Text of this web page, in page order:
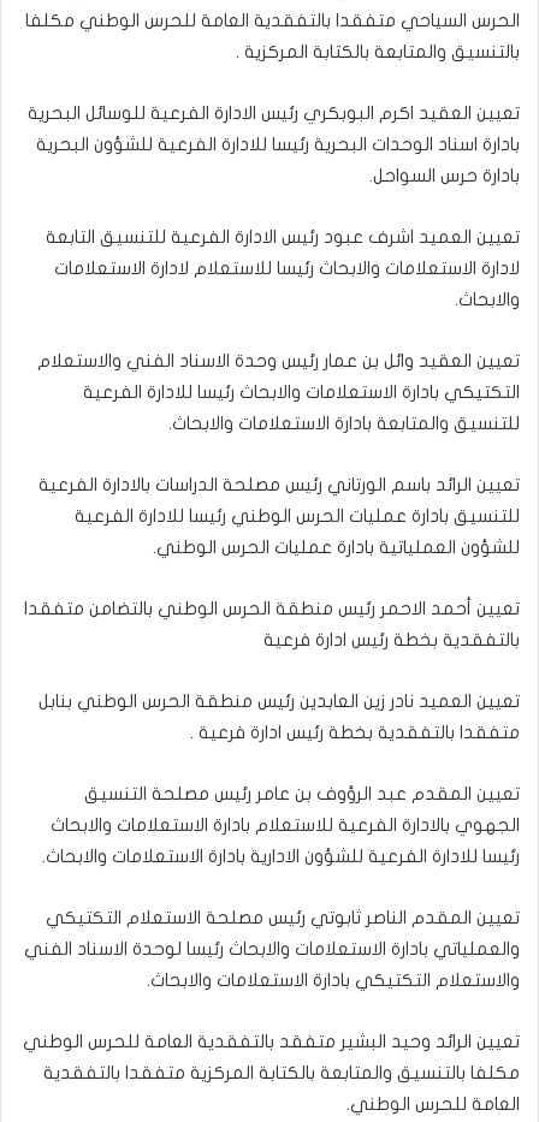
الحرس السياحي متفقدا بالتفقدية العامة للحرس الوطني مكلفا
بالتنسيق والمتابعة بالكتابة المركزية .
تعيين العقيد اكرم البوبكري رئيس الادارة الفرعية للوسائل البحرية
بادارة اسناد الوحدات البحرية رئيسا للادارة الفرعية للشؤون البحرية
بادارة حرس السواحل.
تعيين العميد اشرف عبود رئيس الادارة الفرعية للتنسيق التابعة
لادارة الاستعلامات والابحاث رئيسا للاستعلام لادارة الاستعلامات
والابحاث.
تعيين العقيد وائل بن عمار رئيس وحدة الاسناد الفني والاستعلام
التكتيكي بادارة الاستعلامات والابحاث رئيسا للادارة الفرعية
للتنسيق والمتابعة بادارة الاستعلامات والابحاث.
تعيين الرائد باسم الورتاني رئيس مصلحة الدراسات بالادارة الفرعية
للتنسيق بادارة عمليات الحرس الوطني رئيسا للادارة الفرعية
للشؤون العملياتية بادارة عمليات الحرس الوطني.
تعيين أحمد الاحمر رئيس منطقة الحرس الوطني بالتضامن متفقدا
بالتفقدية بخطة رئيس ادارة فرعية
تعيين العميد نادر زين العابدين رئيس منطقة الحرس الوطني بنابل
متفقدا بالتفقدية بخطة رئيس ادارة فرعية .
تعيين المقدم عبد الرؤوف بن عامر رئيس مصلحة التنسيق
الجهوي بالادارة الفرعية للاستعلام بادارة الاستعلامات والابحاث
رئيسا للادارة الفرعية للشؤون الادارية بادارة الاستعلامات والابحاث.
تعيين المقدم الناصر ثابوتي رئيس مصلحة الاستعلام التكتيكي
والعملياتي بادارة الاستعلامات والابحاث رئيسا لوحدة الاسناد الفني
والاستعلام التكتيكي بادارة الاستعلامات والابحاث.
تعيين الرائد وحيد البشير متفقد بالتفقدية العامة للحرس الوطني
مكلفا بالتنسيق والمتابعة بالكتابة المركزية متفقدا بالتفقدية
العامة للحرس الوطني.